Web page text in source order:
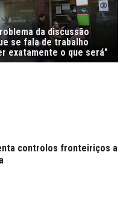
da discussão
se fala de trabalho
exatamente o que será"
controlos fronteiriços a